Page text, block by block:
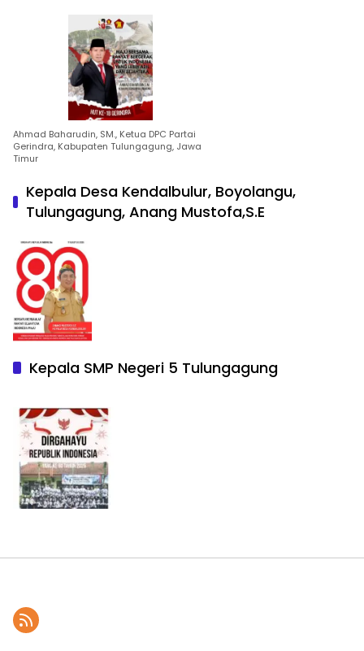
Ahmad Baharudin, SM., Ketua DPC Partai
Gerindra, Kabupaten Tulungagung, Jawa
Timur
Kepala Desa Kendalbulur, Boyolangu,
Tulungagung, Anang Mustofa,S.E
Kepala SMP Negeri 5 Tulungagung